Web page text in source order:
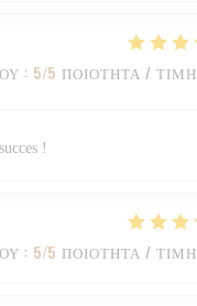
: 5/5 ΠΟΙΌΤΗΤΑ / ΤΙΜΉ
!
: 5/5 ΠΟΙΌΤΗΤΑ / ΤΙΜΉ